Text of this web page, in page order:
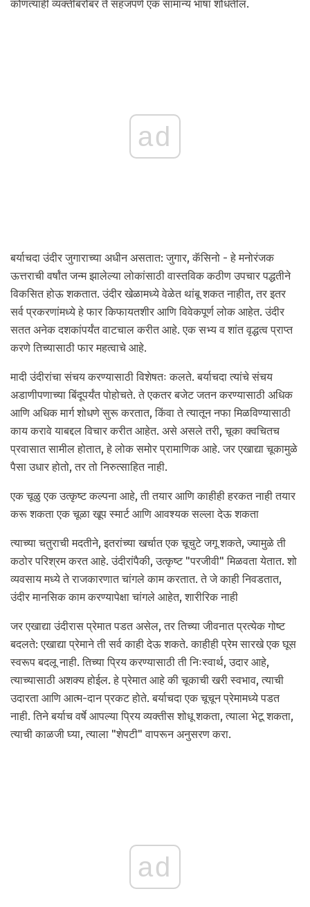
कोणत्याही व्यक्तीबरोबर ते सहजपणे एक सामान्य भाषा शोधतील.
ad
बर्याचदा उंदीर जुगाराच्या अधीन असतात: जुगार, कॅसिनो - हे मनोरंजक
ऊत्तराची वर्षांत जन्म झालेल्या लोकांसाठी वास्तविक कठीण उपचार पद्धतीने
विकसित होऊ शकतात. उंदीर खेळामध्ये वेळेत थांबू शकत नाहीत, तर इतर
सर्व प्रकरणांमध्ये हे फार किफायतशीर आणि विवेकपूर्ण लोक आहेत. उंदीर
सतत अनेक दशकांपर्यंत वाटचाल करीत आहे. एक सभ्य व शांत वृद्धत्व प्राप्त
करणे तिच्यासाठी फार महत्वाचे आहे.
मादी उंदीरांचा संचय करण्यासाठी विशेषतः कलते. बर्याचदा त्यांचे संचय
अडाणीपणाच्या बिंदूपर्यंत पोहोचते. ते एकतर बजेट जतन करण्यासाठी अधिक
आणि अधिक मार्ग शोधणे सुरू करतात, किंवा ते त्यातून नफा मिळविण्यासाठी
काय करावे याबद्दल विचार करीत आहेत. असे असले तरी, चूका क्वचितच
प्रवासात सामील होतात, हे लोक समोर प्रामाणिक आहे. जर एखाद्या चूकामुळे
पैसा उधार होतो, तर तो निरुत्साहित नाही.
एक चूळु एक उत्कृष्ट कल्पना आहे, ती तयार आणि काहीही हरकत नाही तयार
करू शकता एक चूळा खूप स्मार्ट आणि आवश्यक सल्ला देऊ शकता
त्याच्या चतुराची मदतीने, इतरांच्या खर्चात एक चूचुटे जगू शकते, ज्यामुळे ती
कठोर परिश्रम करत आहे. उंदीरांपैकी, उत्कृष्ट "परजीवी" मिळवता येतात. शो
व्यवसाय मध्ये ते राजकारणात चांगले काम करतात. ते जे काही निवडतात,
उंदीर मानसिक काम करण्यापेक्षा चांगले आहेत, शारीरिक नाही
जर एखाद्या उंदीरास प्रेमात पडत असेल, तर तिच्या जीवनात प्रत्येक गोष्ट
बदलते: एखाद्या प्रेमाने ती सर्व काही देऊ शकते. काहीही प्रेम सारखे एक घूस
स्वरूप बदलू नाही. तिच्या प्रिय करण्यासाठी ती निःस्वार्थ, उदार आहे,
त्याच्यासाठी अशक्य होईल. हे प्रेमात आहे की चूकाची खरी स्वभाव, त्याची
उदारता आणि आत्म-दान प्रकट होते. बर्याचदा एक चूचून प्रेमामध्ये पडत
नाही. तिने बर्याच वर्षे आपल्या प्रिय व्यक्तीस शोधू शकता, त्याला भेटू शकता,
त्याची काळजी घ्या, त्याला "शेपटी" वापरून अनुसरण करा.
ad